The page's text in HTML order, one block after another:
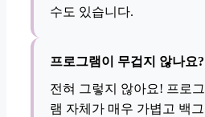
수도 있습니다.
프로그램이 무겁지 않나요?
전혀 그렇지 않아요! 프로그
램 자체가 매우 가볍고 백그